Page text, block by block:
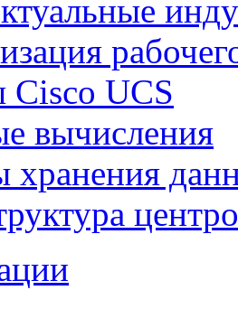
Cisco UCS
вычисления
хранения